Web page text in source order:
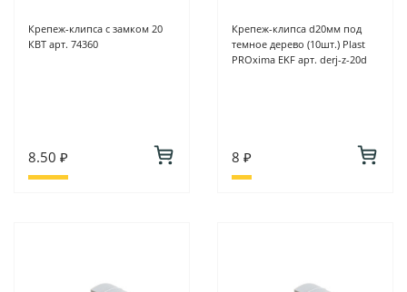
Крепеж-клипса с замком 20
КВТ арт. 74360
8.50 ₽
Крепеж-клипса d20мм под
темное дерево (10шт.) Plast
PROxima EKF арт. derj-z-20d
8 ₽